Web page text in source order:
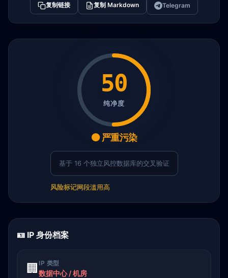
复制链接 复制 Markdown Telegram
50
纯净度
🟠 严重污染
基于 16 个独立风控数据库的交叉验证
风险标记网段滥用高
🪪 IP 身份档案
🏢 IP 类型
数据中心 / 机房